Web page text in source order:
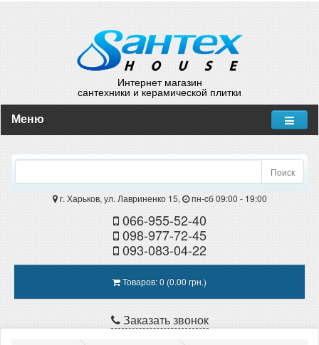
Интернет магазин
сантехники и керамической плитки
Меню
Поиск
г. Харьков, ул. Лавриненко 15, пн-cб 09:00 - 19:00
066-955-52-40
098-977-72-45
093-083-04-22
Товаров: 0 (0.00 грн.)
Заказать звонок